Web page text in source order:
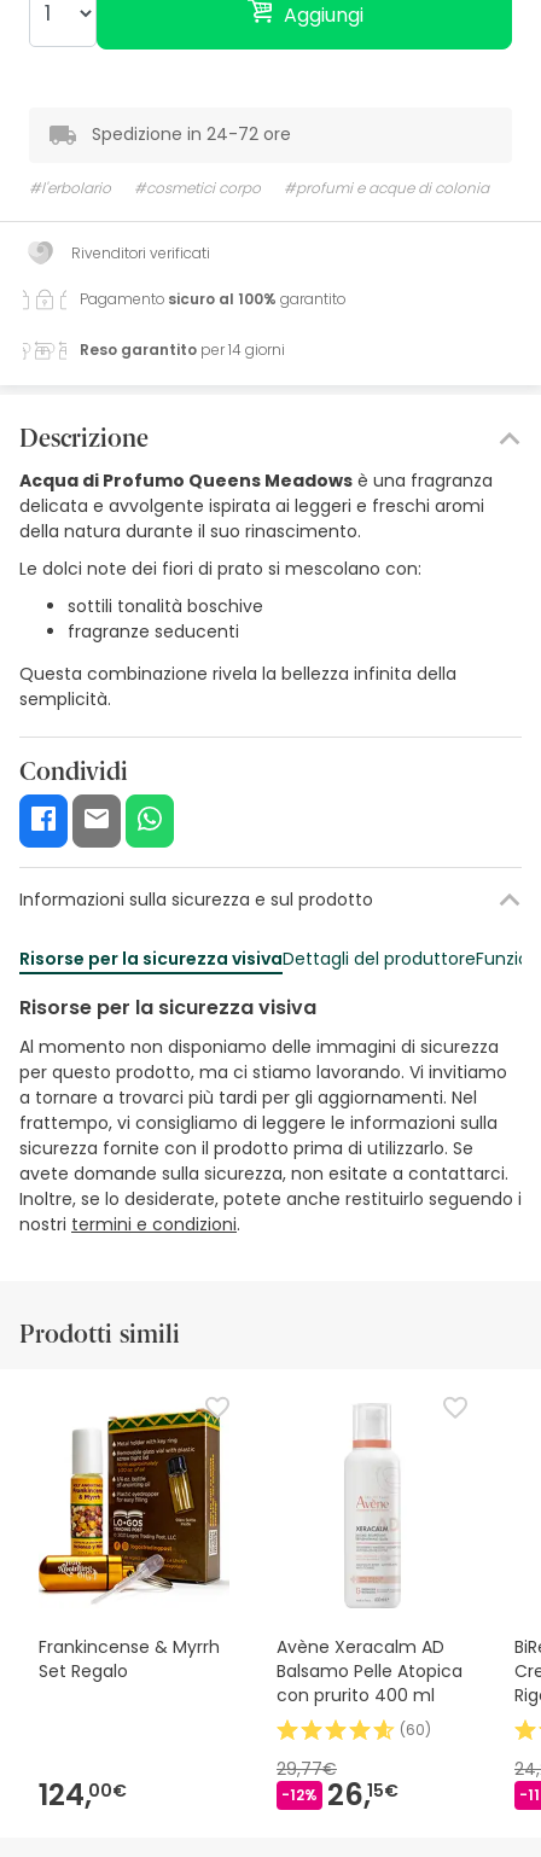
Aggiungi
Spedizione in 24-72 ore
#l'erbolario #cosmetici corpo #profumi e acque di colonia
Rivenditori verificati
Pagamento sicuro al 100% garantito
Reso garantito per 14 giorni
Descrizione
Acqua di Profumo Queens Meadows è una fragranza
delicata e avvolgente ispirata ai leggeri e freschi aromi
della natura durante il suo rinascimento.
Le dolci note dei fiori di prato si mescolano con:
sottili tonalità boschive
fragranze seducenti
Questa combinazione rivela la bellezza infinita della
semplicità.
Condividi
Informazioni sulla sicurezza e sul prodotto
Risorse per la sicurezza visivaDettagli del produttore
Risorse per la sicurezza visiva
Al momento non disponiamo delle immagini di sicurezza
per questo prodotto, ma ci stiamo lavorando. Vi invitiamo
a tornare a trovarci più tardi per gli aggiornamenti. Nel
frattempo, vi consigliamo di leggere le informazioni sulla
sicurezza fornite con il prodotto prima di utilizzarlo. Se
avete domande sulla sicurezza, non esitate a contattarci.
Inoltre, se lo desiderate, potete anche restituirlo seguendo i
nostri termini e condizioni.
Prodotti simili
Frankincense & Myrrh
Set Regalo
124,00€
Avène Xeracalm AD
Balsamo Pelle Atopica
con prurito 400 ml
(60)
29,77€
-12% 26,15€ -